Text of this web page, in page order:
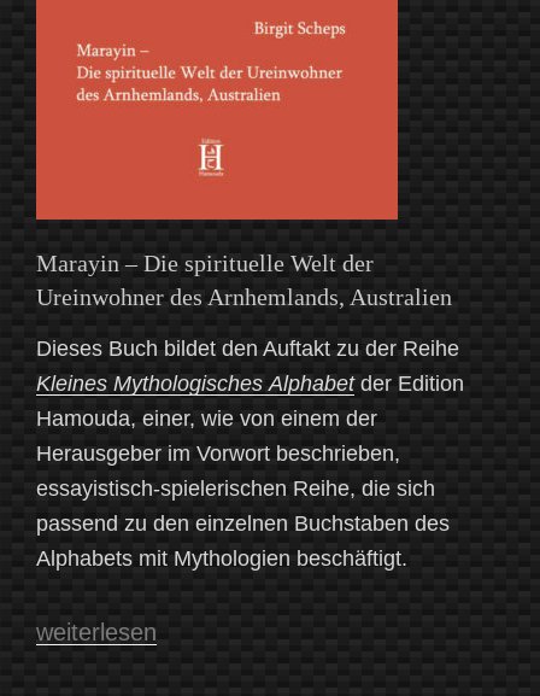
Marayin – Die spirituelle Welt der
Ureinwohner des Arnhemlands, Australien
Dieses Buch bildet den Auftakt zu der Reihe
Kleines Mythologisches Alphabetder Edition
Hamouda, einer, wie von einem der
Herausgeber im Vorwort beschrieben,
essayistisch-spielerischen Reihe, die sich
passend zu den einzelnen Buchstaben des
Alphabets mit Mythologien beschäftigt.
„Der
weiterlesen